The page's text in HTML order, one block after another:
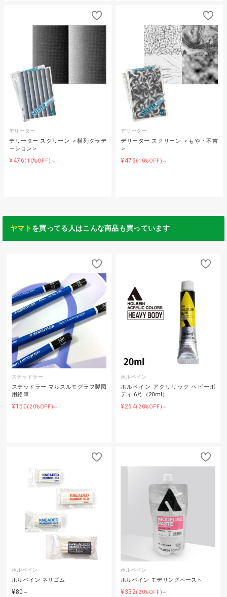
デリーター
デリーター スクリーン ＜横列グラデ
ーション＞
¥476(10%OFF)～
デリーター
デリーター スクリーン ＜もや・不吉
＞
¥476(10%OFF)～
ヤマトを買ってる人はこんな商品も買っています
ステッドラー
ステッドラー マルスルモグラフ製図
用鉛筆
¥150(20%OFF)～
ホルベイン
ホルベイン アクリリック ヘビーボ
ディ 6号（20ml）
¥264(20%OFF)～
ホルベイン
ホルベイン ネリゴム
¥80 ～
ホルベイン
ホルベイン モデリングペースト
¥352(20%OFF)～